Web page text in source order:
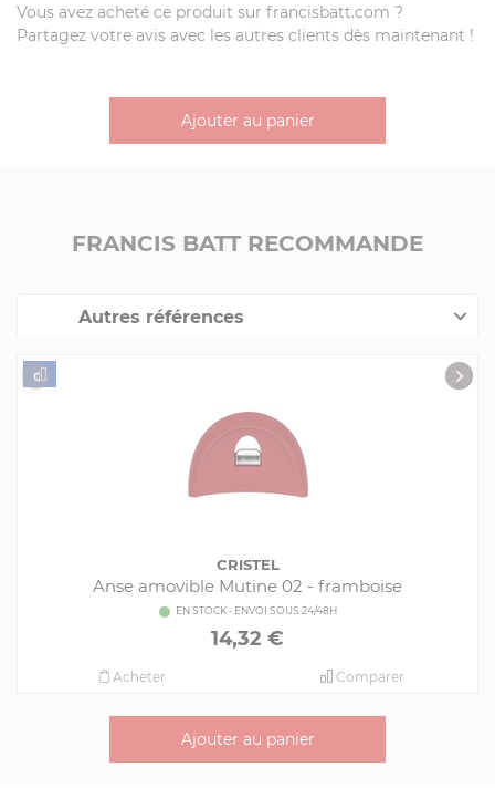
Vous avez acheté ce produit sur francisbatt.com ?
Partagez votre avis avec les autres clients dès maintenant !
Ajouter au panier
FRANCIS BATT RECOMMANDE
Autres références
CRISTEL
Anse amovible Mutine 02 - framboise
EN STOCK - ENVOI SOUS 24/48H
14,32 €
Comparer
Acheter
Ajouter au panier